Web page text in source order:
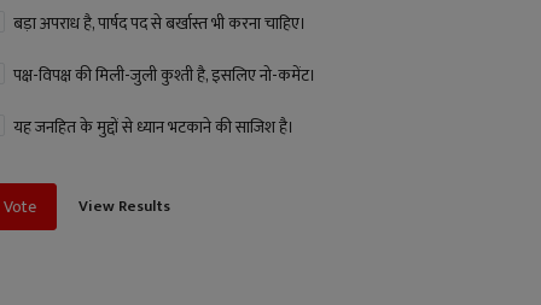
बड़ा अपराध है, पार्षद पद से बर्खास्त भी करना चाहिए।
पक्ष-विपक्ष की मिली-जुली कुश्ती है, इसलिए नो-कमेंट।
यह जनहित के मुद्दों से ध्यान भटकाने की साजिश है।
Vote View Results